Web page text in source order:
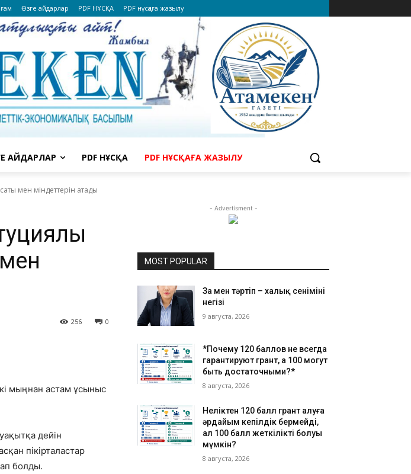
Өзге айдарлар PDF НҰСҚА PDF нұсқаға жазылу
АЙДАРЛАР PDF НҰСҚА PDF НҰСҚАҒА ЖАЗЫЛУ
мен міндеттерін атады
0
256
мыңнан астам ұсыныс
дейін
пікірталастар
болды.
- Advertisment -
MOST POPULAR
Заң мен тәртіп – халық сенімінің
негізі
9 августа, 2026
*Почему 120 баллов не всегда
гарантируют грант, а 100 могут
быть достаточными?*
8 августа, 2026
Неліктен 120 балл грант алуға
әрдайым кепілдік бермейді,
ал 100 балл жеткілікті болуы
мүмкін?
8 августа, 2026